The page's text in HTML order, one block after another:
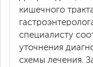
кишечного
специалисту
уточнения
схемы лечения.